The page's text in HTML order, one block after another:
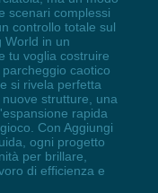
scenari complessi
controllo totale sul
World in un
tu voglia costruire
caotico
si rivela perfetta
strutture, una
rapida
Con Aggiungi
ogni progetto
per brillare,
di efficienza e